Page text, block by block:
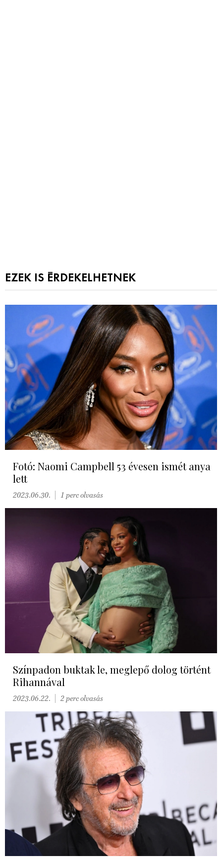
EZEK IS ÉRDEKELHETNEK
Fotó: Naomi Campbell 53 évesen ismét anya
lett
2023.06.30. 1 perc olvasás
Színpadon buktak le, meglepő dolog történt
Rihannával
2023.06.22. 2 perc olvasás